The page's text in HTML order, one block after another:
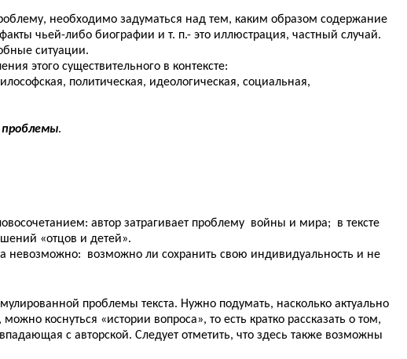
необходимо задуматься над тем, каким образом содержание
чьей-либо биографии и т. п.- это иллюстрация, частный случай.
ситуации.
этого существительного в контексте:
политическая, идеологическая, социальная,
проблемы.
автор затрагивает проблему войны и мира; в тексте
«отцов и детей».
невозможно: возможно ли сохранить свою индивидуальность и не
проблемы текста. Нужно подумать, насколько актуально
коснуться «истории вопроса», то есть кратко рассказать о том,
с авторской. Следует отметить, что здесь также возможны